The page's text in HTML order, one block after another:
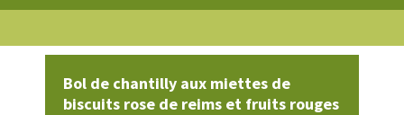
principal
Bol de chantilly aux miettes de
biscuits rose de reims et fruits rouges